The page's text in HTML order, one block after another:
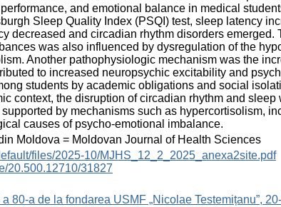
and emotional balance in medical
Sleep Quality Index (PSQI) test, sleep latency
decreased and circadian rhythm disorders emerged.
was also influenced by dysregulation of the
Another pathophysiologic mechanism was the
to increased neuropsychic excitability and
students by academic obligations and social
context, the disruption of circadian rhythm and sleep
by mechanisms such as hypercortisolism,
causes of psycho-emotional imbalance.
Moldova = Moldovan Journal of Health Sciences
files/2025-10/MJHS_12_2_2025_anexa2site.pdf
20.500.12710/31827
80-a de la fondarea USMF „Nicolae Testemițanu”,